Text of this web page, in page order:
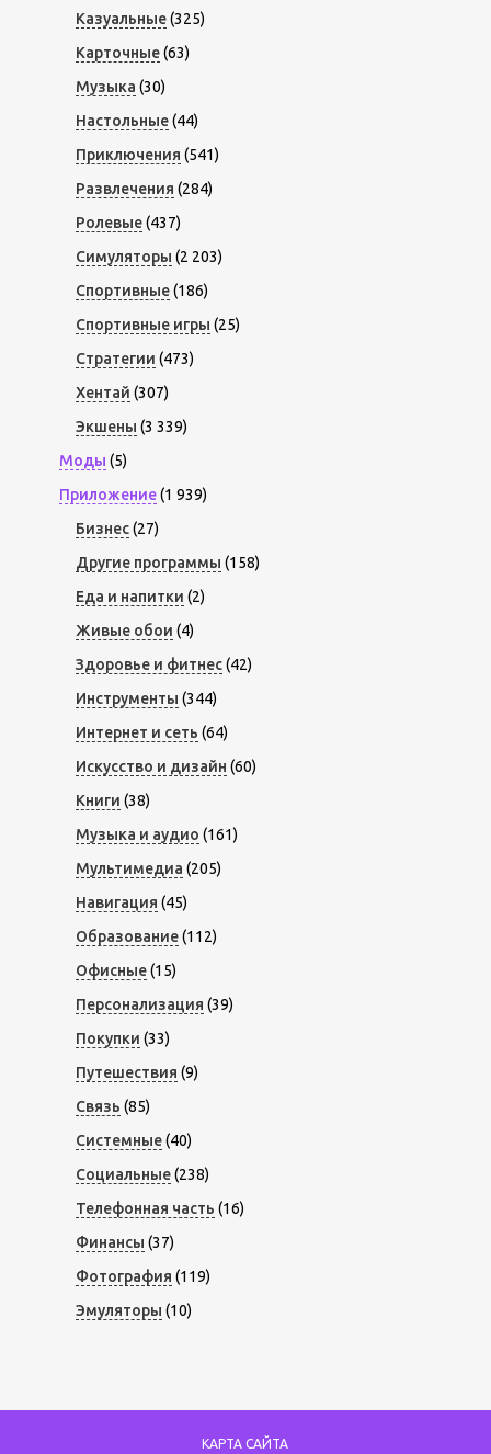
Казуальные(325)
Карточные(63)
Музыка (30)
Настольные(44)
Приключения (541)
Развлечения (284)
Ролевые(437)
Симуляторы (2 203)
Спортивные(186)
Спортивные игры (25)
Стратегии (473)
Хентай (307)
Экшены (3 339)
Моды (5)
Приложение(1 939)
Бизнес(27)
Другие программы (158)
Еда и напитки (2)
Живые обои (4)
Здоровье и фитнес(42)
Инструменты (344)
Интернет и сеть (64)
Искусство и дизайн (60)
Книги (38)
Музыка и аудио (161)
Мультимедиа (205)
Навигация (45)
Образование(112)
Офисные(15)
Персонализация (39)
Покупки (33)
Путешествия (9)
Связь (85)
Системные(40)
Социальные(238)
Телефонная часть (16)
Финансы (37)
Фотография (119)
Эмуляторы (10)
КАРТА САЙТА